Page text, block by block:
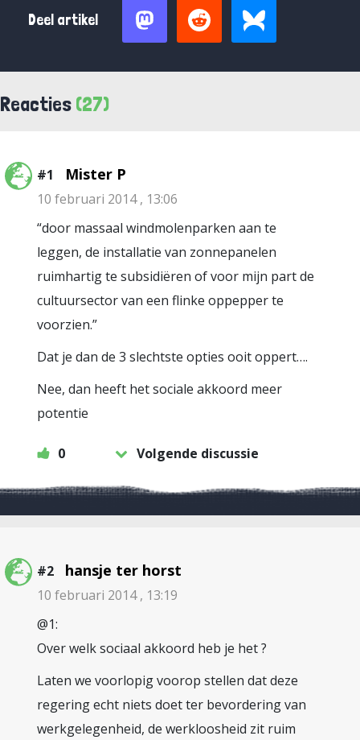
Deel artikel
Reacties (27)
#1 Mister P
10 februari 2014 , 13:06
“door massaal windmolenparken aan te
leggen, de installatie van zonnepanelen
ruimhartig te subsidiëren of voor mijn part de
cultuursector van een flinke oppepper te
voorzien.”
Dat je dan de 3 slechtste opties ooit oppert….
Nee, dan heeft het sociale akkoord meer
potentie
0 Volgende discussie
#2 hansje ter horst
10 februari 2014 , 13:19
@1:
Over welk sociaal akkoord heb je het ?
Laten we voorlopig voorop stellen dat deze
regering echt niets doet ter bevordering van
werkgelegenheid, de werkloosheid zit ruim